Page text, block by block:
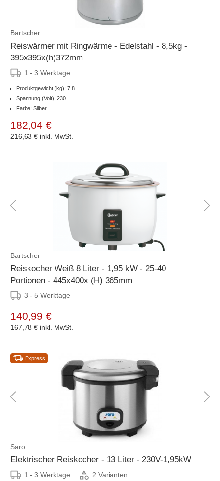
Bartscher
Reiswärmer mit Ringwärme - Edelstahl - 8,5kg -
395x395x(h)372mm
1 - 3 Werktage
Produktgewicht (kg): 7.8
Spannung (Volt): 230
Farbe: Silber
182,04 €
216,63 € inkl. MwSt.
Bartscher
Reiskocher Weiß 8 Liter - 1,95 kW - 25-40
Portionen - 445x400x (H) 365mm
3 - 5 Werktage
140,99 €
167,78 € inkl. MwSt.
Express
Saro
Elektrischer Reiskocher - 13 Liter - 230V-1,95kW
1 - 3 Werktage 2 Varianten